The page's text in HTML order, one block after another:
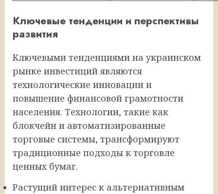
Ключевые тенденции и перспективы
развития
Ключевыми тенденциями на украинском
рынке инвестиций являются
технологические инновации и
повышение финансовой грамотности
населения. Технологии, такие как
блокчейн и автоматизированные
торговые системы, трансформируют
традиционные подходы к торговле
ценных бумаг.
Растущий интерес к альтернативным